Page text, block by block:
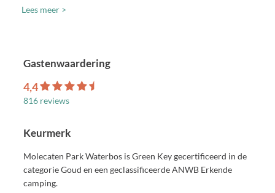
Lees meer >
Gastenwaardering
4,4
816 reviews
Keurmerk
Molecaten Park Waterbos is Green Key gecertificeerd in de
categorie Goud en een geclassificeerde ANWB Erkende
camping.